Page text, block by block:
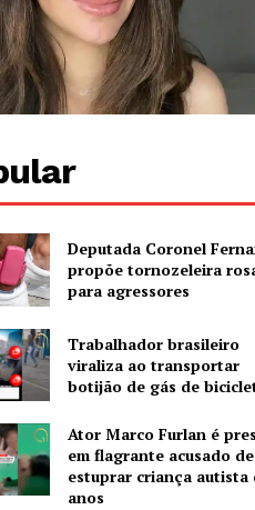
Deputada Coronel
propõe tornozeleira
para agressores
Trabalhador brasileiro
viraliza ao transportar
botijão de gás de
Ator Marco Furlan é
em flagrante acusado de
estuprar criança autista
anos